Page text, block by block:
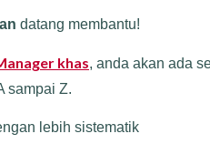
datang membantu!
khas, anda akan ada
sampai Z.
lebih sistematik